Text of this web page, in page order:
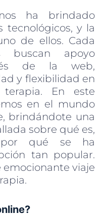
ha brindado
tecnológicos, y la
de ellos. Cada
buscan apoyo
de la web,
y flexibilidad en
En este
en el mundo
brindándote una
sobre qué es,
qué se ha
tan popular.
viaje